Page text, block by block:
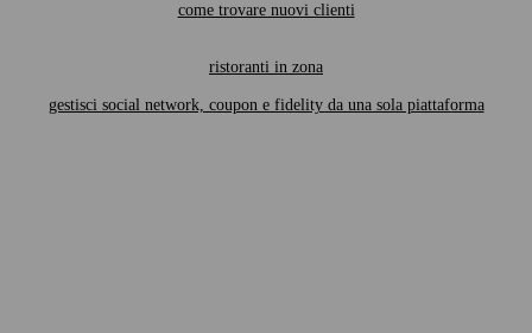
come trovare nuovi clienti
ristoranti in zona
gestisci social network, coupon e fidelity da una sola piattaforma